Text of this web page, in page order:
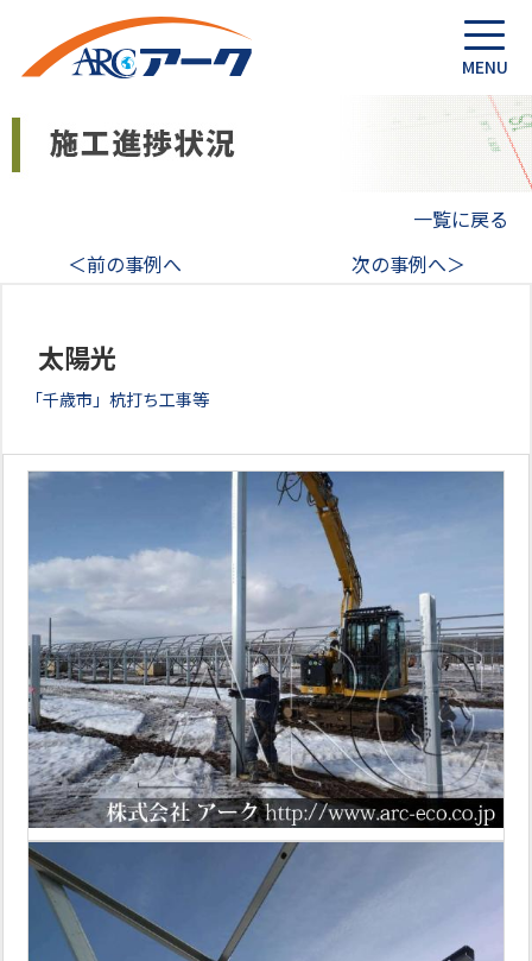
一覧に戻る
＜前の事例へ
次の事例へ＞
太陽光
「千歳市」杭打ち工事等